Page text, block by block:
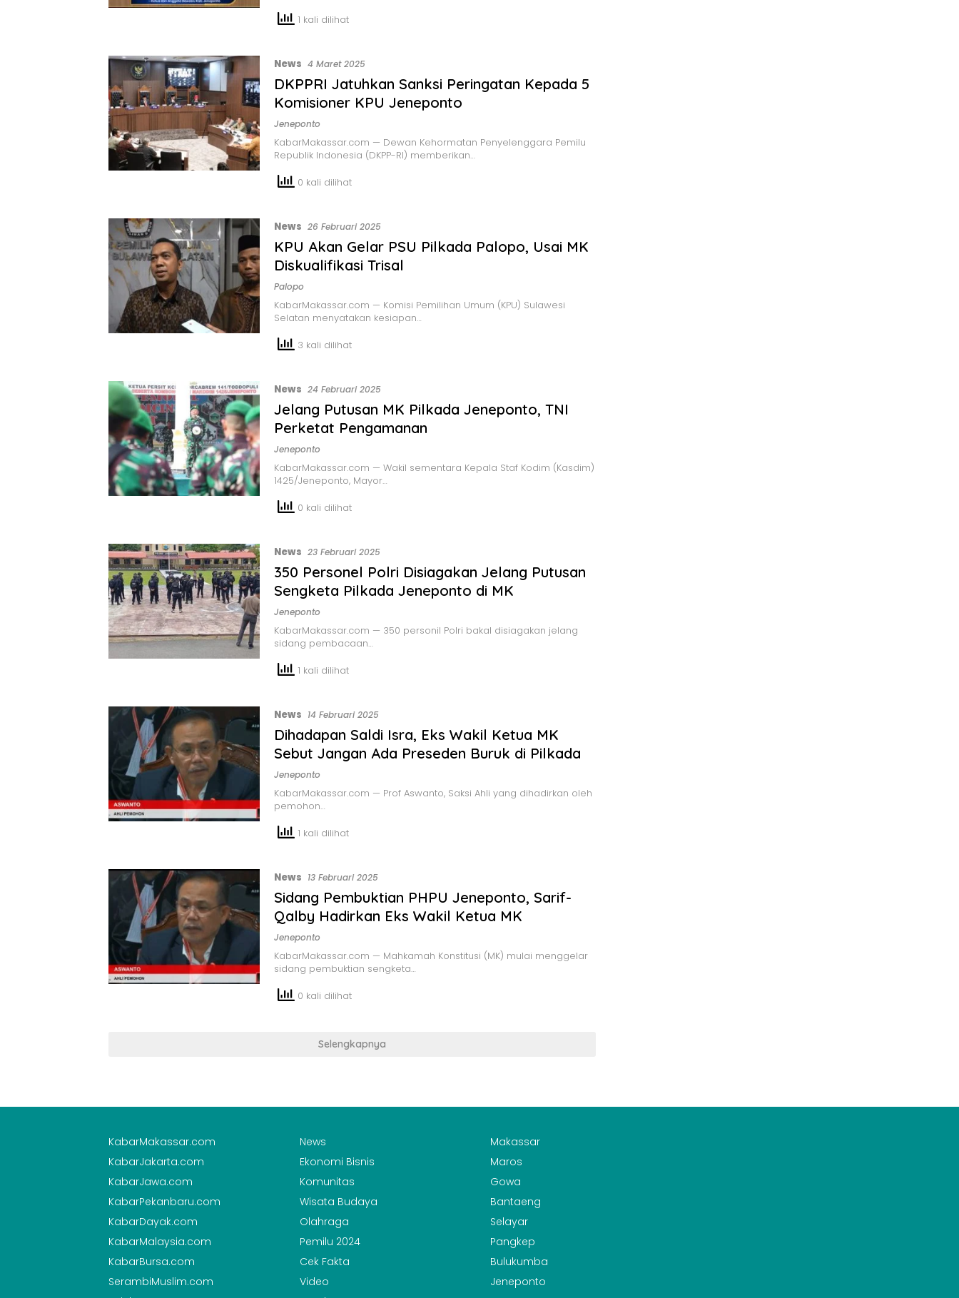
1 kali dilihat
News 4 Maret 2025
DKPPRI Jatuhkan Sanksi Peringatan Kepada 5
Komisioner KPU Jeneponto
Jeneponto
KabarMakassar.com — Dewan Kehormatan Penyelenggara Pemilu
Republik Indonesia (DKPP-RI) memberikan…
0 kali dilihat
News 26 Februari 2025
KPU Akan Gelar PSU Pilkada Palopo, Usai MK
Diskualifikasi Trisal
Palopo
KabarMakassar.com — Komisi Pemilihan Umum (KPU) Sulawesi
Selatan menyatakan kesiapan…
3 kali dilihat
News 24 Februari 2025
Jelang Putusan MK Pilkada Jeneponto, TNI
Perketat Pengamanan
Jeneponto
KabarMakassar.com — Wakil sementara Kepala Staf Kodim (Kasdim)
1425/Jeneponto, Mayor…
0 kali dilihat
News 23 Februari 2025
350 Personel Polri Disiagakan Jelang Putusan
Sengketa Pilkada Jeneponto di MK
Jeneponto
KabarMakassar.com — 350 personil Polri bakal disiagakan jelang
sidang pembacaan…
1 kali dilihat
News 14 Februari 2025
Dihadapan Saldi Isra, Eks Wakil Ketua MK
Sebut Jangan Ada Preseden Buruk di Pilkada
Jeneponto
KabarMakassar.com — Prof Aswanto, Saksi Ahli yang dihadirkan oleh
pemohon…
1 kali dilihat
News 13 Februari 2025
Sidang Pembuktian PHPU Jeneponto, Sarif-
Qalby Hadirkan Eks Wakil Ketua MK
Jeneponto
KabarMakassar.com — Mahkamah Konstitusi (MK) mulai menggelar
sidang pembuktian sengketa…
0 kali dilihat
Selengkapnya
KabarMakassar.com
KabarJakarta.com
KabarJawa.com
KabarPekanbaru.com
KabarDayak.com
KabarMalaysia.com
KabarBursa.com
SerambiMuslim.com
News
Ekonomi Bisnis
Komunitas
Wisata Budaya
Olahraga
Pemilu 2024
Cek Fakta
Video
Makassar
Maros
Gowa
Bantaeng
Selayar
Pangkep
Bulukumba
Jeneponto